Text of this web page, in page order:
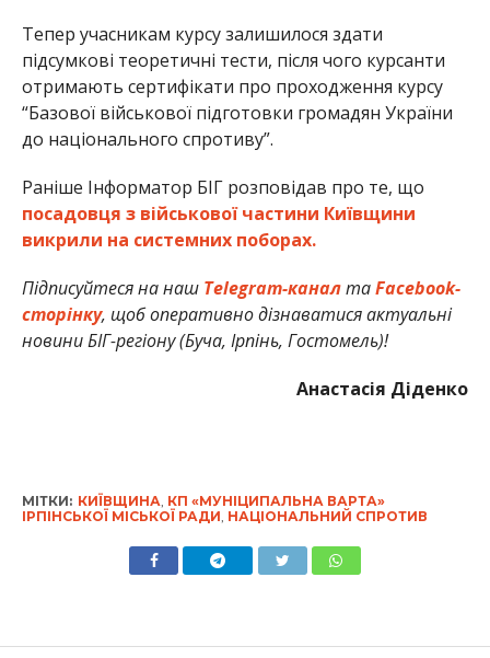
Тепер учасникам курсу залишилося здати
підсумкові теоретичні тести, після чого курсанти
отримають сертифікати про проходження курсу
“Базової військової підготовки громадян України
до національного спротиву”.
Раніше Інформатор БІГ розповідав про те, що
посадовця з військової частини Київщини
викрили на системних поборах.
Підписуйтеся на наш Telegram-канал таFacebook-
сторінку, щоб оперативно дізнаватися актуальні
новини БІГ-регіону (Буча, Ірпінь, Гостомель)!
Анастасія Діденко
МІТКИ: КИЇВЩИНА, КП «МУНІЦИПАЛЬНА ВАРТА»
ІРПІНСЬКОЇ МІСЬКОЇ РАДИ, НАЦІОНАЛЬНИЙ СПРОТИВ